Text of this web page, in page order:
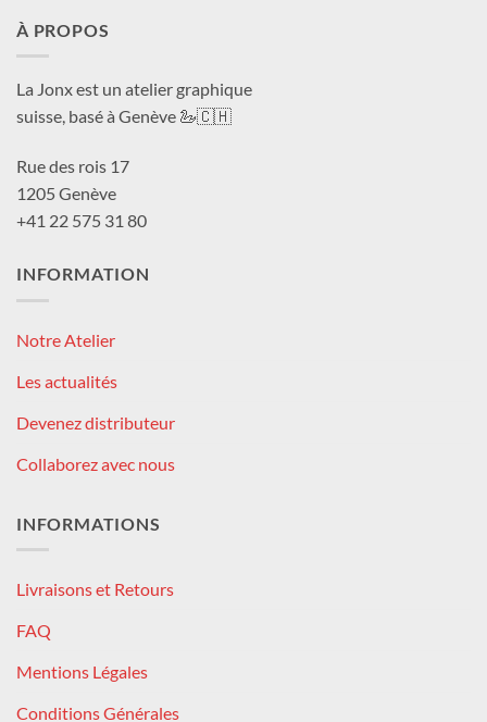
À PROPOS
La Jonx est un atelier graphique
suisse, basé à Genève 🦢🇨🇭
Rue des rois 17
1205 Genève
+41 22 575 31 80
INFORMATION
Notre Atelier
Les actualités
Devenez distributeur
Collaborez avec nous
INFORMATIONS
Livraisons et Retours
FAQ
Mentions Légales
Conditions Générales